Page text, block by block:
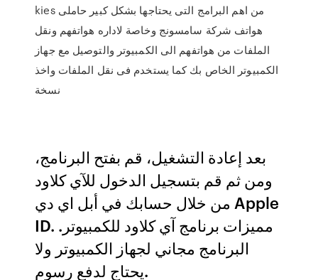
kies من اهم البرامج التى يحتاجها بشكل كبير حاملى
هواتف شركة سامسونج وخاصة لاداره هواتفهم ونقل
الملفات من هواتفهم الى الكمبيوتر والتوصيل مع جهاز
الكمبيوتر الخاص بك كما يستخدم فى نقل الملفات واخذ
نسخة
بعد إعادة التشغيل، قم بفتح البرنامج،
ومن ثم قم بتسجيل الدخول للآي كلاود
من خلال حسابك في أبل اي دي Apple
ID. مميزات برنامج آي كلاود للكمبيوتر.
البرنامج مجاني لجهاز الكمبيوتر ولا
يحتاج لدفع رسوم.